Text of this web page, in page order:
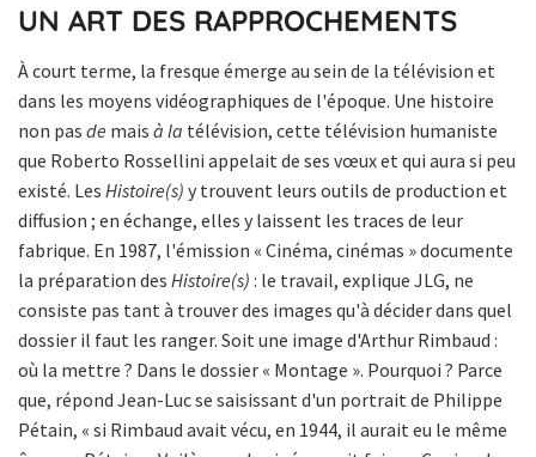
UN ART DES RAPPROCHEMENTS
À court terme, la fresque émerge au sein de la télévision et
dans les moyens vidéographiques de l'époque. Une histoire
non pas de mais à la télévision, cette télévision humaniste
que Roberto Rossellini appelait de ses vœux et qui aura si peu
existé. Les Histoire(s) y trouvent leurs outils de production et
diffusion ; en échange, elles y laissent les traces de leur
fabrique. En 1987, l'émission « Cinéma, cinémas » documente
la préparation des Histoire(s) : le travail, explique JLG, ne
consiste pas tant à trouver des images qu'à décider dans quel
dossier il faut les ranger. Soit une image d'Arthur Rimbaud :
où la mettre ? Dans le dossier « Montage ». Pourquoi ? Parce
que, répond Jean-Luc se saisissant d'un portrait de Philippe
Pétain, « si Rimbaud avait vécu, en 1944, il aurait eu le même